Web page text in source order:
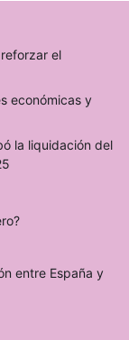
el
económicas y
la liquidación del
entre España y